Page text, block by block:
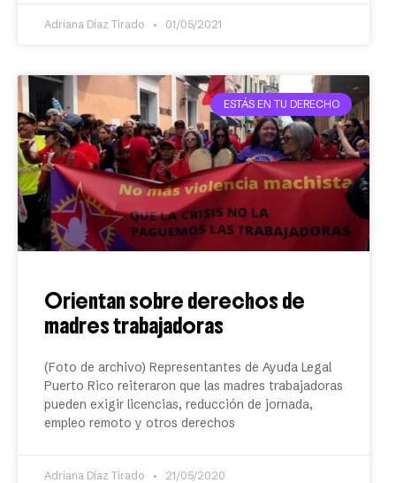
Adriana Díaz Tirado 01/05/2021
ESTÁS EN TU DERECHO
Orientan sobre derechos de
madres trabajadoras
(Foto de archivo) Representantes de Ayuda Legal
Puerto Rico reiteraron que las madres trabajadoras
pueden exigir licencias, reducción de jornada,
empleo remoto y otros derechos
Adriana Díaz Tirado 21/05/2020